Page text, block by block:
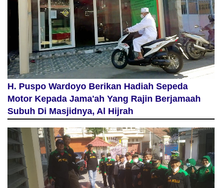
H. Puspo Wardoyo Berikan Hadiah Sepeda
Motor Kepada Jama'ah Yang Rajin Berjamaah
Subuh Di Masjidnya, Al Hijrah